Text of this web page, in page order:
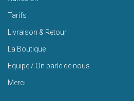
Tarifs
Livraison & Retour
La Boutique
Equipe / On parle de nous
Merci